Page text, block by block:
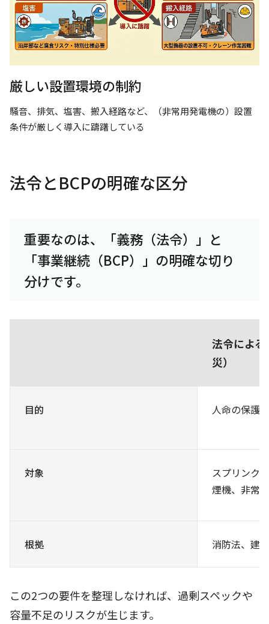
厳しい設置環境の制約
騒音、排気、塩害、搬入経路など、（非常用発電機の）設置
条件が厳しく導入に躊躇している
法令とBCPの明確な区分
重要なのは、「義務（法令）」と
「事業継続（BCP）」の明確な切り
分けです。
法令によ
災）
目的 人命の保護
対象
スプリンク
煙機、非常
根拠 消防法、建
この2つの要件を整理しなければ、過剰スペックや
容量不足のリスクが生じます。